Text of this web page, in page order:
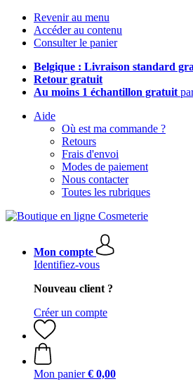
Revenir au menu
Accéder au contenu
Consulter le panier
Belgique : Livraison standard
Retour gratuit
Au moins 1 échantillon gratuit
Aide
Où est ma commande ?
Retours
Frais d'envoi
Modes de paiement
Nous contacter
Toutes les rubriques
Mon compte
Identifiez-vous
Nouveau client ?
Créer un compte
Mon panier € 0,00